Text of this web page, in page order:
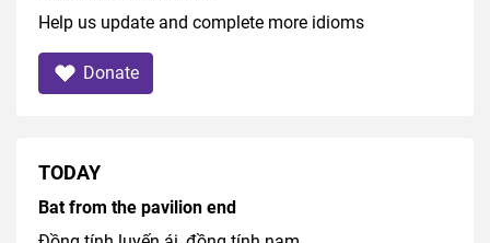
Help us update and complete more idioms
Donate
TODAY
Bat from the pavilion end